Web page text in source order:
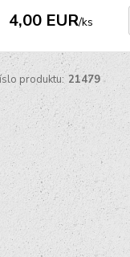
4,00 EUR/ks
produktu: 21479